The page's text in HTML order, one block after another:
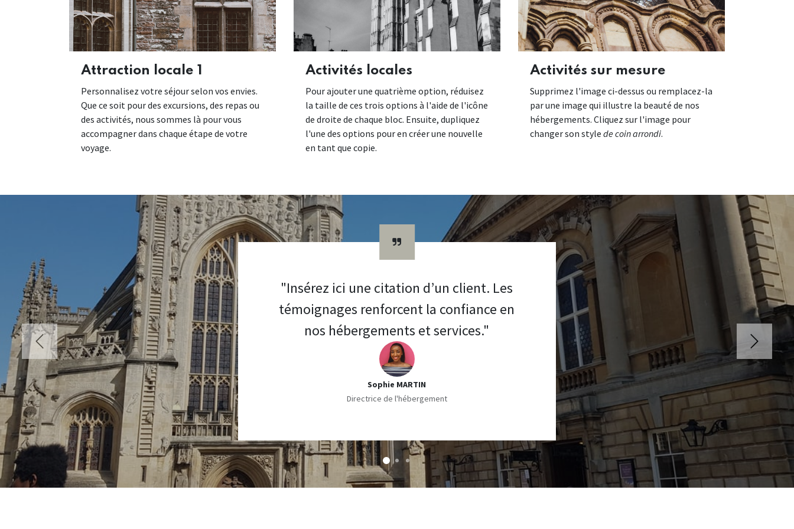
Attraction locale 1
Personnalisez votre séjour selon vos envies.
Que ce soit pour des excursions, des repas ou
des activités, nous sommes là pour vous
accompagner dans chaque étape de votre
voyage.
Activités locales
Pour ajouter une quatrième option, réduisez
la taille de ces trois options à l'aide de l'icône
de droite de chaque bloc. Ensuite, dupliquez
l'une des options pour en créer une nouvelle
en tant que copie.
Activités sur mesure
Supprimez l'image ci-dessus ou remplacez-la
par une image qui illustre la beauté de nos
hébergements. Cliquez sur l'image pour
changer son style de coin arrondi.
"Insérez ici une citation d’un client. Les
témoignages renforcent la confiance en
nos hébergements et services."
Sophie MARTIN
Directrice de l'hébergement
Précédent Suivant